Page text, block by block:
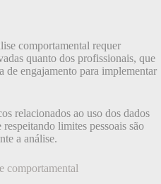
comportamental requer
quanto dos profissionais, que
de engajamento para implementar
relacionados ao uso dos dados
limites pessoais são
a análise.
comportamental